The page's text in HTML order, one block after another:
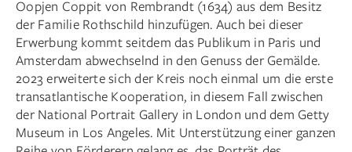
Oopjen Coppit von Rembrandt (1634) aus dem Besitz
der Familie Rothschild hinzufügen. Auch bei dieser
Erwerbung kommt seitdem das Publikum in Paris und
Amsterdam abwechselnd in den Genuss der Gemälde.
2023 erweiterte sich der Kreis noch einmal um die erste
transatlantische Kooperation, in diesem Fall zwischen
der National Portrait Gallery in London und dem Getty
Museum in Los Angeles. Mit Unterstützung einer ganzen